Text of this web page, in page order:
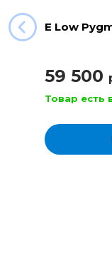
E Low
59 500
Товар есть